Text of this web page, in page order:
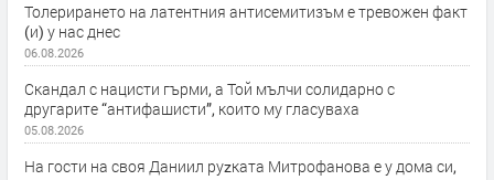
Толерирането на латентния антисемитизъм е тревожен факт
(и) у нас днес
06.08.2026
Скандал с нацисти гърми, а Той мълчи солидарно с
другарите “антифашисти”, които му гласуваха
05.08.2026
На гости на своя Даниил руzката Митрофанова е у дома си,